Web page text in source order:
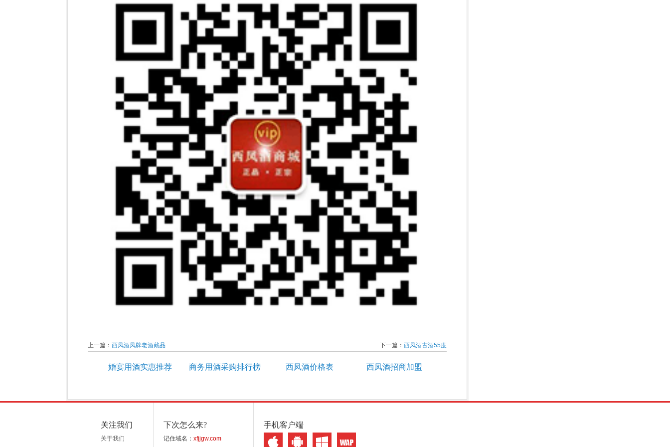
上一篇： 西凤酒凤牌老酒藏品 下一篇： 西凤酒古酒55度
婚宴用酒实惠推荐 商务用酒采购排行榜 西凤酒价格表 西凤酒招商加盟
关注我们
关于我们
下次怎么来?
记住域名： xfjjgw.com
手机客户端